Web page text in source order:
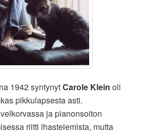
1942 syntynytCarole Klein oli
pikkulapsesta asti.
ja pianonsoiton
riitti ihastelemista, mutta